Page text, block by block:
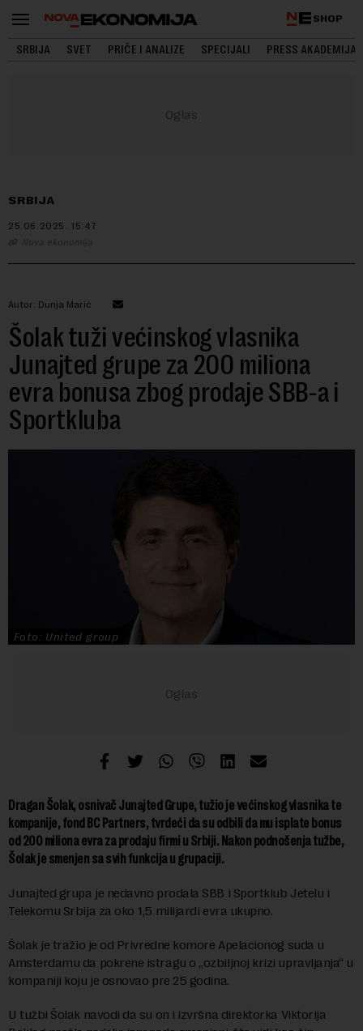
SHOP
SRBIJA SVET PRIČE I ANALIZE SPECIJALI PRESS AKADEMIJA
SRBIJA
25.06.2025. 15:47
Nova ekonomija
Autor: Dunja Marić
Šolak tuži većinskog vlasnika
Junajted grupe za 200 miliona
evra bonusa zbog prodaje SBB-a i
Sportkluba
Foto: United group
Dragan Šolak, osnivač Junajted Grupe, tužio je većinskog vlasnika te
kompanije, fond BC Partners, tvrdeći da su odbili da mu isplate bonus
od 200 miliona evra za prodaju firmi u Srbiji. Nakon podnošenja tužbe,
Šolak je smenjen sa svih funkcija u grupaciji.
Junajted grupa je nedavno prodala SBB i Sportklub Jetelu i
Telekomu Srbija za oko 1,5 milijardi evra ukupno.
Šolak je tražio je od Privredne komore Apelacionog suda u
Amsterdamu da pokrene istragu o „ozbiljnoj krizi upravljanja“ u
kompaniji koju je osnovao pre 25 godina.
U tužbi Šolak navodi da su on i izvršna direktorka Viktorija